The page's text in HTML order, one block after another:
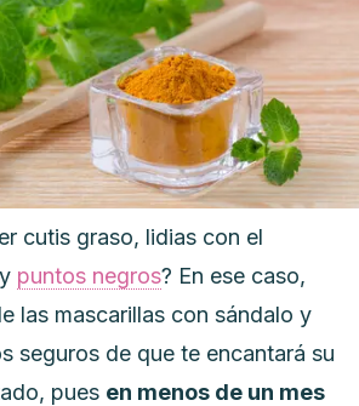
cutis graso, lidias con el
puntos negros? En ese caso,
las mascarillas con sándalo y
seguros de que te encantará su
pues en menos de un mes